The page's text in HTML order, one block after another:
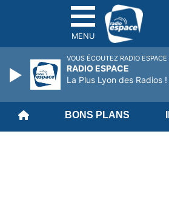
MENU
BONS PLANS
VOUS ÉCOUTEZ RADIO ESPACE
RADIO ESPACE
La Plus Lyon des Radios !